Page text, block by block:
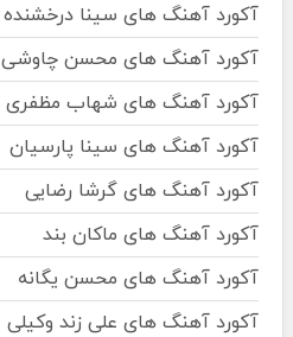
آکورد آهنگ های سینا درخشنده
آکورد آهنگ های محسن چاوشی
آکورد آهنگ های شهاب مظفری
آکورد آهنگ های سینا پارسیان
آکورد آهنگ های گرشا رضایی
آکورد آهنگ های ماکان بند
آکورد آهنگ های محسن یگانه
آکورد آهنگ های علی زند وکیلی